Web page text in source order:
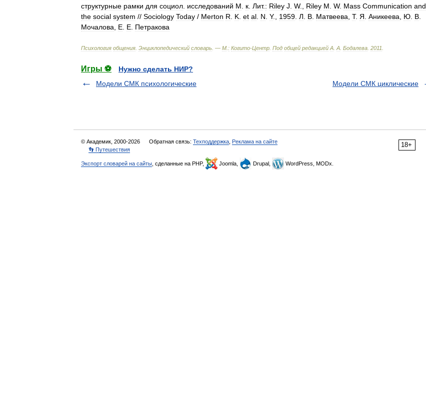
структурные рамки для социол исследований М к Лит.: Riley J W., Riley M W. Mass Communication and
the social system // Sociology Today / Merton R K et al N Y., 1959 Л В Матвеева Т. Я Аникеева Ю В
Мочалова
Е Е Петракова
Психология общения Энциклопедический словарь . — М : Когито-Центр Под общей редакцией А А Бодалева 2011
Игры ⚽
Нужно сделать НИР?
Модели СМК психологические
Модели СМК циклические
18+
© Академик, 2000-2026 Обратная связь: Техподдержка Реклама на сайте
👣 Путешествия
Экспорт словарей на сайты , сделанные на PHP, Joomla, Drupal, WordPress, MODx.